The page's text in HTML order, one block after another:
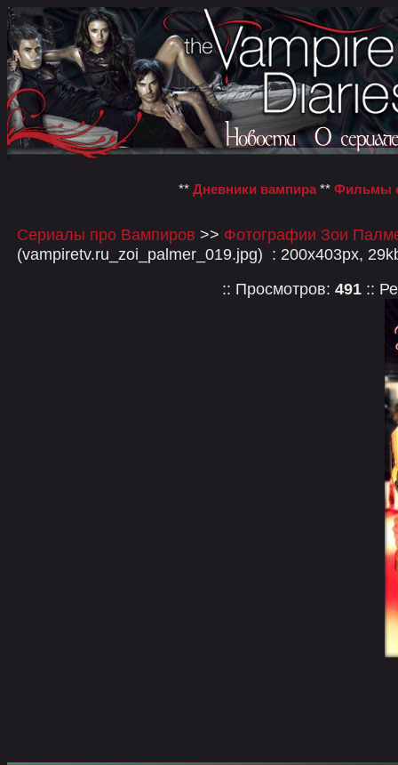
** Дневники вампира ** Фильмы
Сериалы про Вампиров >> Фотографии Зои
(vampiretv.ru_zoi_palmer_019.jpg) : 200x403px,
:: Просмотров: 491 ::